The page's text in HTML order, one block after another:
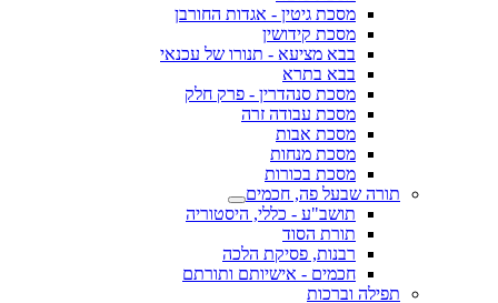
מסכת גיטין - אגדות החורבן
מסכת קידושין
בבא מציעא - תנורו של עכנאי
בבא בתרא
מסכת סנהדרין - פרק חלק
מסכת עבודה זרה
מסכת אבות
מסכת מנחות
מסכת בכורות
תורה שבעל פה, חכמים
תושב"ע - כללי, היסטוריה
תורת הסוד
רבנות, פסיקת הלכה
חכמים - אישיותם ותורתם
תפילה וברכות